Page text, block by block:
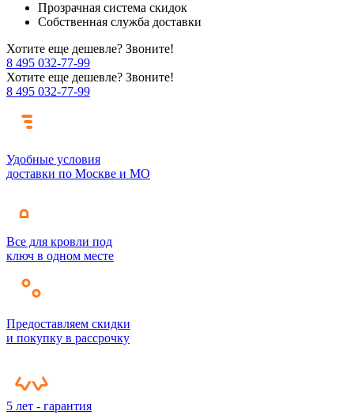
Прозрачная система скидок
Собственная служба доставки
Хотите еще дешевле? Звоните!
8 495 032-77-99
Хотите еще дешевле? Звоните!
8 495 032-77-99
Удобные условия
доставки по Москве и МО
Все для кровли под
ключ в одном месте
Предоставляем скидки
и покупку в рассрочку
5 лет - гарантия